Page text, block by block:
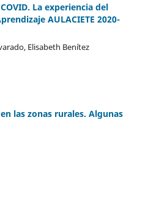
La experiencia del
AULACIETE 2020-
Elisabeth Benítez
las zonas rurales. Algunas